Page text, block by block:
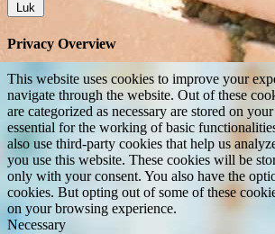
Luk
Privacy Overview
This website uses cookies to improve your
navigate through the website. Out of these
are categorized as necessary are stored on
essential for the working of basic
also use third-party cookies that help us
you use this website. These cookies will be
only with your consent. You also have the
cookies. But opting out of some of these
on your browsing experience.
Necessary